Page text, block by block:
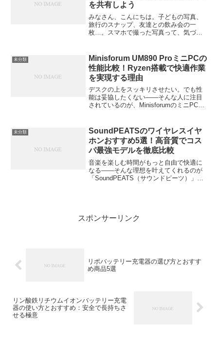
を共有しよう
みなさん、こんにちは。子どもの写真、
旅行のスナップ、友達との飲み会の一
枚…。スマホで撮った写真って、気づけ
も送りたいんだけど、LINEだと画質が落
ちちゃうし、一枚ずつ送...
未分類
Minisforum UM890 ProミニPCの
性能比較！Ryzen搭載で快適作業
を実現する理由
デスクの上をスッキリさせたい。でも性
能は妥協したくない——そんな人に注目
されているのが、MinisforumのミニPCシ
8945HSを搭載し、手のひらサ...
未分類
SoundPEATSのワイヤレスイヤ
ホンおすすめ5選！高音質でコス
パ最強モデルを徹底比較
音楽を楽しむ時間がもっと自由で快適に
なる——そんな理想を叶えてくれるのが
「SoundPEATS（サウンドピーツ）」の
スポンサーリンク
リポバッテリー充電器の選び方とおすす
め商品5選
リン酸鉄リチウムイオンバッテリー充電
器の使い方とおすすめ：安全で長持ちさ
せる極意